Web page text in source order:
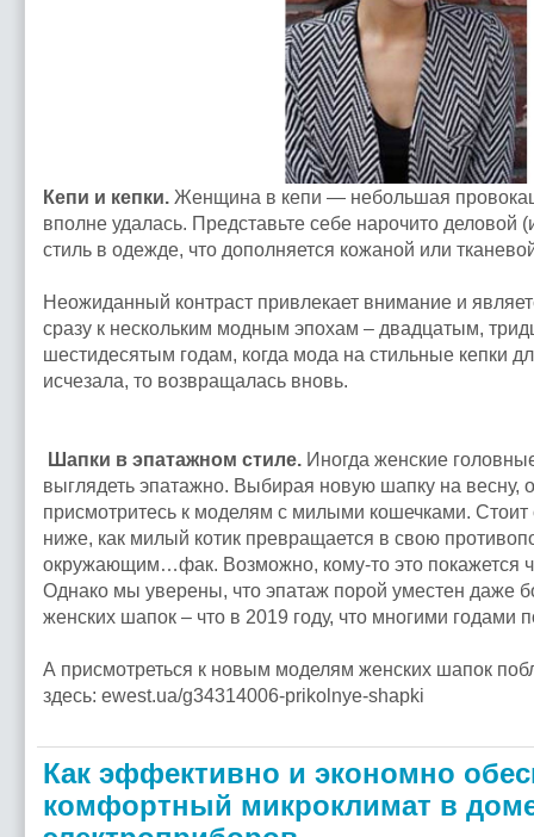
Кепи и кепки. Женщина в кепи — небольшая
вполне удалась. Представьте себе нарочито деловой
стиль в одежде, что дополняется кожаной или
Неожиданный контраст привлекает внимание и
сразу к нескольким модным эпохам – двадцатым,
шестидесятым годам, когда мода на стильные кепки
исчезала, то возвращалась вновь.
Шапки в эпатажном стиле. Иногда женские
выглядеть эпатажно. Выбирая новую шапку на весну,
присмотритесь к моделям с милыми кошечками. Стоит
ниже, как милый котик превращается в свою
окружающим…фак. Возможно, кому-то это покажется
Однако мы уверены, что эпатаж порой уместен даже
женских шапок – что в 2019 году, что многими годами
А присмотреться к новым моделям женских шапок
здесь: ewest.ua/g34314006-prikolnye-shapki
Как эффективно и экономно
комфортный микроклимат в